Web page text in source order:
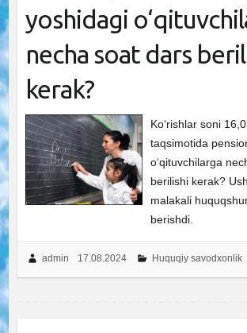
yoshidagi
necha soat dars
kerak?
Ko‘rishlar soni
taqsimotida
o‘qituvchilarga
berilishi kerak?
malakali
berishdi.
admin 17.08.2024 Huquqiy savodxonlik